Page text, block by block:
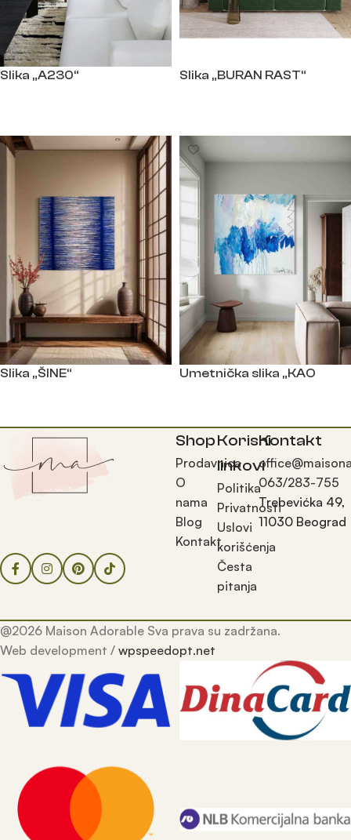
Slika „A230“ Slika „BURAN RAST“
Slika „ŠINE“
Umetnička slika „KAO
Shop
Prodavnica
O
nama
Blog
Kontakt
Korisni
linkovi
Politika
Privatnosti
Uslovi
korišćenja
Česta
pitanja
Kontakt
063/283-755
Trebevićka 49,
11030 Beograd
@2026 Maison Adorable Sva prava su zadržana.
Web development / wpspeedopt.net